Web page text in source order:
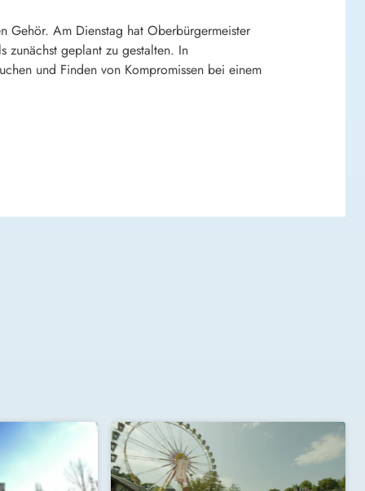
Gehör. Am Dienstag hat Oberbürgermeister
zunächst geplant zu gestalten. In
und Finden von Kompromissen bei einem